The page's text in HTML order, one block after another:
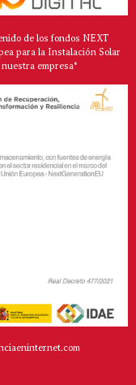
de los fondos NEXT
para la Instalación Solar
empresa*